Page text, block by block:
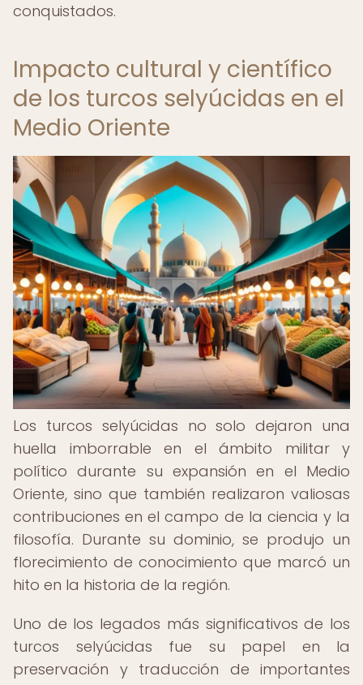
conquistados.
Impacto cultural y científico
de los turcos selyúcidas en el
Medio Oriente
Los turcos selyúcidas no solo dejaron una
huella imborrable en el ámbito militar y
político durante su expansión en el Medio
Oriente, sino que también realizaron valiosas
contribuciones en el campo de la ciencia y la
filosofía. Durante su dominio, se produjo un
florecimiento de conocimiento que marcó un
hito en la historia de la región.
Uno de los legados más significativos de los
turcos selyúcidas fue su papel en la
preservación y traducción de importantes